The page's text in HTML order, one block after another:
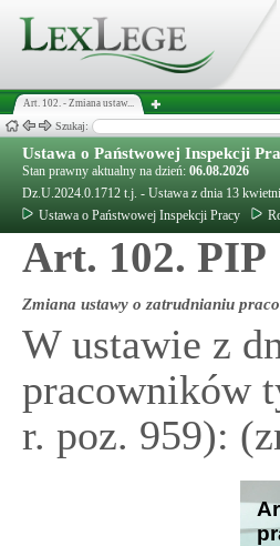
Art. 102. - Zmiana ustaw...
Szukaj:
Ustawa o Państwowej Inspekcji
Stan prawny aktualny na dzień: 06.08.2026
Dz.U.2024.0.1712 t.j. - Ustawa z dnia 13
Ustawa o Państwowej Inspekcji Pracy
Art. 102. PIP
Zmiana ustawy o zatrudnianiu
W ustawie z
pracowników
r. poz. 959):